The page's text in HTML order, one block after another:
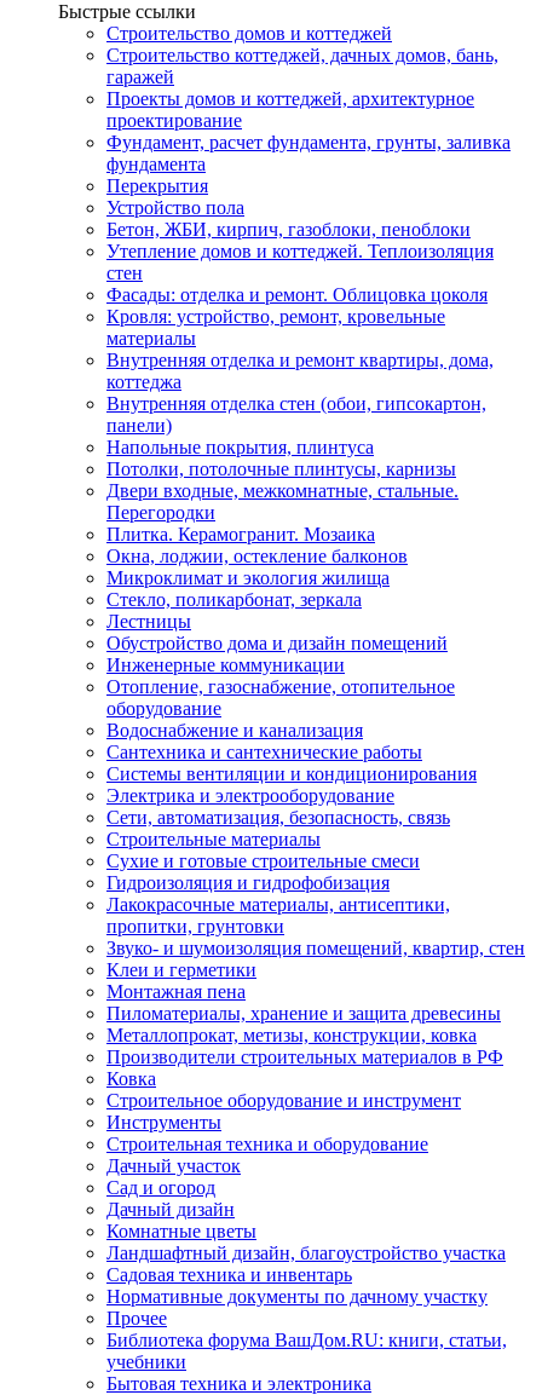
Быстрые ссылки
Строительство домов и коттеджей
Строительство коттеджей, дачных домов, бань,
гаражей
Проекты домов и коттеджей, архитектурное
проектирование
Фундамент, расчет фундамента, грунты, заливка
фундамента
Перекрытия
Устройство пола
Бетон, ЖБИ, кирпич, газоблоки, пеноблоки
Утепление домов и коттеджей. Теплоизоляция
стен
Фасады: отделка и ремонт. Облицовка цоколя
Кровля: устройство, ремонт, кровельные
материалы
Внутренняя отделка и ремонт квартиры, дома,
коттеджа
Внутренняя отделка стен (обои, гипсокартон,
панели)
Напольные покрытия, плинтуса
Потолки, потолочные плинтусы, карнизы
Двери входные, межкомнатные, стальные.
Перегородки
Плитка. Керамогранит. Мозаика
Окна, лоджии, остекление балконов
Микроклимат и экология жилища
Стекло, поликарбонат, зеркала
Лестницы
Обустройство дома и дизайн помещений
Инженерные коммуникации
Отопление, газоснабжение, отопительное
оборудование
Водоснабжение и канализация
Сантехника и сантехнические работы
Системы вентиляции и кондиционирования
Электрика и электрооборудование
Сети, автоматизация, безопасность, связь
Строительные материалы
Сухие и готовые строительные смеси
Гидроизоляция и гидрофобизация
Лакокрасочные материалы, антисептики,
пропитки, грунтовки
Звуко- и шумоизоляция помещений, квартир, стен
Клеи и герметики
Монтажная пена
Пиломатериалы, хранение и защита древесины
Металлопрокат, метизы, конструкции, ковка
Производители строительных материалов в РФ
Ковка
Строительное оборудование и инструмент
Инструменты
Строительная техника и оборудование
Дачный участок
Сад и огород
Дачный дизайн
Комнатные цветы
Ландшафтный дизайн, благоустройство участка
Садовая техника и инвентарь
Нормативные документы по дачному участку
Прочее
Библиотека форума ВашДом.RU: книги, статьи,
учебники
Бытовая техника и электроника